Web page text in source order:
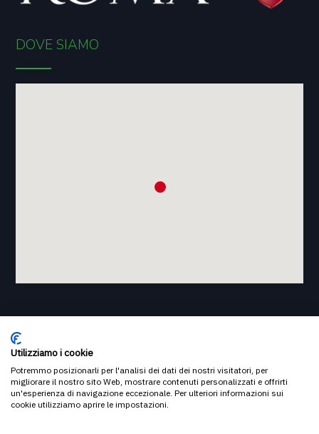
DOVE SIAMO
© 2023 ASP FONDAZIONE PICCOLOMINI. TUTTI I DIRITTI RISERVATI
Utilizziamo i cookie
Potremmo posizionarli per l'analisi dei dati dei nostri visitatori, per
migliorare il nostro sito Web, mostrare contenuti personalizzati e offrirti
un'esperienza di navigazione eccezionale. Per ulteriori informazioni sui
cookie utilizziamo aprire le impostazioni.